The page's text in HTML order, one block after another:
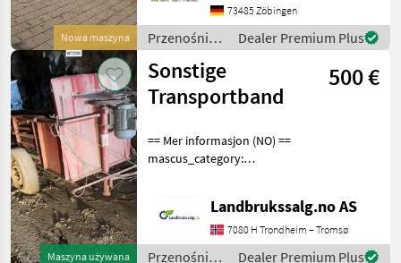
Nowa maszyna
mm - Leistung 50 t73485 Zöbingen
Przenośniki
/ Sonstige
Dealer Premium Plus
Maszyna używana
Sonstige
Transportband
500 €
== Mer informasjon (NO) ==
mascus_category:
upon request: 7206 See
en.landbrukssalg.no/7206
for more images Beskri
Landbrukssalg.no AS
7080 H Trondheim – Tromsø
Przenośniki
Dealer Premium Plus